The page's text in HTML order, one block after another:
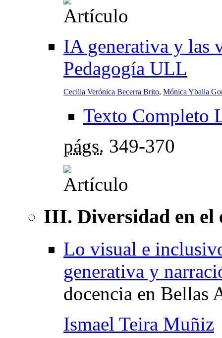
IA generativa y las
Pedagogía ULL
Cecilia Verónica Becerra Brito, Mónica Yballa
Texto Completo
págs. 349-370
III. Diversidad en el
Lo visual e
generativa y
docencia en Bellas
Ismael Teira Muñiz